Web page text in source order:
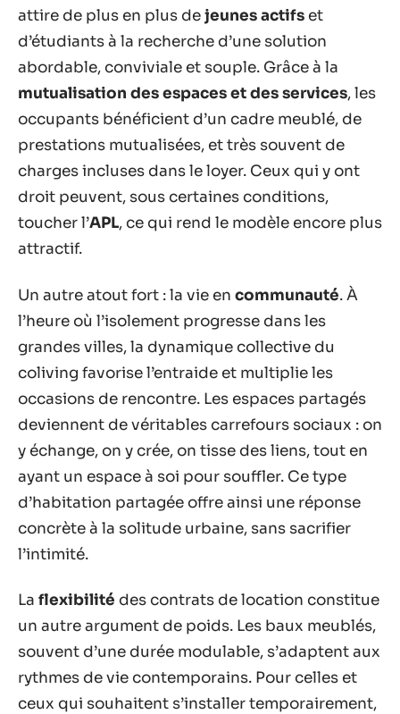
attire de plus en plus dejeunes actifs et
d’étudiants à la recherche d’une solution
abordable, conviviale et souple. Grâce à la
mutualisation des espaces et des services, les
occupants bénéficient d’un cadre meublé, de
prestations mutualisées, et très souvent de
charges incluses dans le loyer. Ceux qui y ont
droit peuvent, sous certaines conditions,
toucher l’APL, ce qui rend le modèle encore plus
attractif.
Un autre atout fort : la vie en communauté. À
l’heure où l’isolement progresse dans les
grandes villes, la dynamique collective du
coliving favorise l’entraide et multiplie les
occasions de rencontre. Les espaces partagés
deviennent de véritables carrefours sociaux : on
y échange, on y crée, on tisse des liens, tout en
ayant un espace à soi pour souffler. Ce type
d’habitation partagée offre ainsi une réponse
concrète à la solitude urbaine, sans sacrifier
l’intimité.
La flexibilité des contrats de location constitue
un autre argument de poids. Les baux meublés,
souvent d’une durée modulable, s’adaptent aux
rythmes de vie contemporains. Pour celles et
ceux qui souhaitent s’installer temporairement,